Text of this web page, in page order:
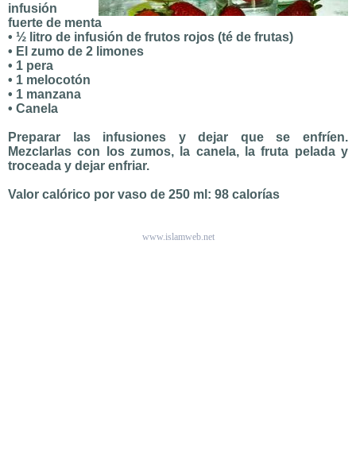
infusión
fuerte de menta
• ½ litro de infusión de frutos rojos (té de frutas)
• El zumo de 2 limones
• 1 pera
• 1 melocotón
• 1 manzana
• Canela
Preparar las infusiones y dejar que se enfríen.
Mezclarlas con los zumos, la canela, la fruta pelada y
troceada y dejar enfriar.
Valor calórico por vaso de 250 ml: 98 calorías
www.islamweb.net